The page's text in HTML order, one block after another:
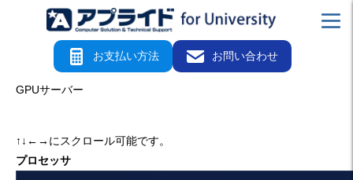
お支払い方法 お問い合わせ
GPUサーバー
↑↓←→にスクロール可能です。
プロセッサ